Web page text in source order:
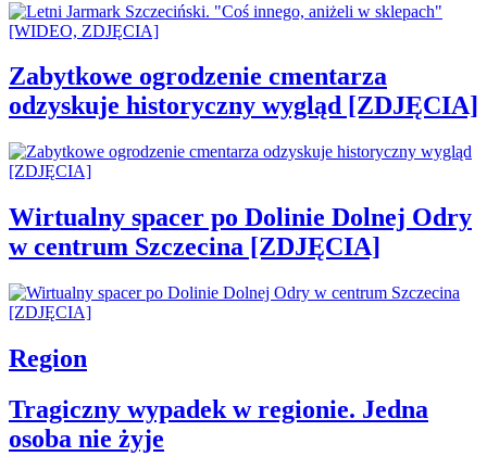
Zabytkowe ogrodzenie cmentarza
odzyskuje historyczny wygląd [ZDJĘCIA]
Wirtualny spacer po Dolinie Dolnej Odry
w centrum Szczecina [ZDJĘCIA]
Region
Tragiczny wypadek w regionie. Jedna
osoba nie żyje